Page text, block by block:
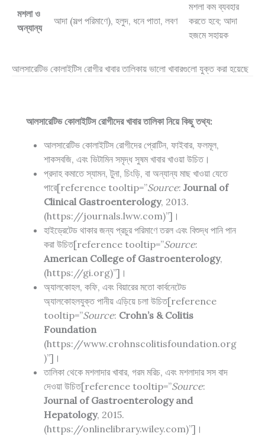
মশলা ও
অন্যান্য
আদা (সল্প পরিমাণে), হলুদ, ধনে পাতা, লবণ
মশলা কম ব্যবহার
করতে হবে; আদা
হজমে সহায়ক
আলসারেটিভ কোলাইটিস রোগীর খাবার তালিকায় ভালো খাবারগুলো যুক্ত করা হয়েছে
আলসারেটিভ কোলাইটিস রোগীদের খাবার তালিকা নিয়ে কিছু তথ্য:
আলসারেটিভ কোলাইটিস রোগীদের প্রোটিন, ফাইবার, ফলমূল,
শাকসবজি, এবং ভিটামিন সমৃদ্ধ সুষম খাবার খাওয়া উচিত।
প্রদাহ কমাতে স্যামন, টুনা, চিংড়ি, বা অন্যান্য মাছ খাওয়া যেতে
পারে[reference tooltip=”Source: Journal of
Clinical Gastroenterology, 2013.
(https://journals.lww.com)”]।
হাইড্রেটেড থাকার জন্য প্রচুর পরিমাণে তরল এবং বিশুদ্ধ পানি পান
করা উচিত[reference tooltip=”Source:
American College of Gastroenterology,
(https://gi.org)”]।
অ্যালকোহল, কফি, এবং বিয়ারের মতো কার্বনেটেড
অ্যালকোহলযুক্ত পানীয় এড়িয়ে চলা উচিত[reference
tooltip=”Source: Crohn’s & Colitis
Foundation
(https://www.crohnscolitisfoundation.org
)”]।
তালিকা থেকে মশলাদার খাবার, গরম মরিচ, এবং মশলাদার সস বাদ
দেওয়া উচিত[reference tooltip=”Source:
Journal of Gastroenterology and
Hepatology, 2015.
(https://onlinelibrary.wiley.com)”]।